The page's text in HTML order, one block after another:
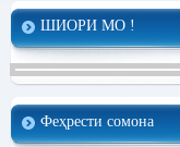
ШИОРИ МО !
Феҳрести сомона